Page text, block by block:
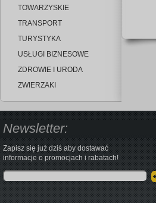
TOWARZYSKIE
TRANSPORT
TURYSTYKA
USŁUGI BIZNESOWE
ZDROWIE I URODA
ZWIERZAKI
Newsletter:
Zapisz się już dziś aby dostawać
informacje o promocjach i rabatach!